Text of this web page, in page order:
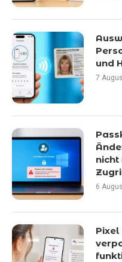
und
7
nicht
6
Pixel